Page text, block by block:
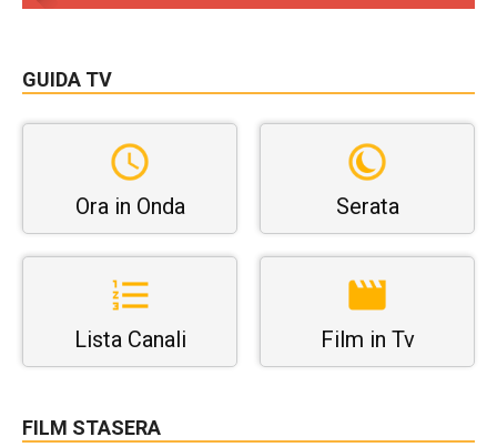
GUIDA TV
Ora in Onda Serata
Lista Canali Film in Tv
FILM STASERA